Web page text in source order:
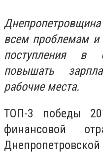
всем проблемам и
поступления в
повышать
рабочие места.
ТОП-3 победы
финансовой
Днепропетровской